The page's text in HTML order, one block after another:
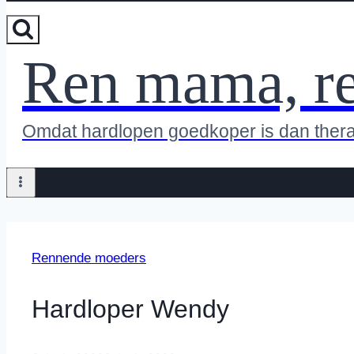
Ren mama,
Omdat hardlopen goedkoper is dan
Rennende moeders
Hardloper Wendy